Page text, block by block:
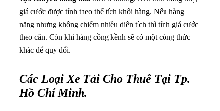
giá cước được tính theo thể tích khối hàng. Nếu hàng
nặng nhưng không chiếm nhiều diện tích thì tính giá cước
theo cân. Còn khi hàng cồng kềnh sẽ có một công thức
khác để quy đổi.
Các Loại Xe Tải Cho Thuê Tại Tp.
Hồ Chí Minh.